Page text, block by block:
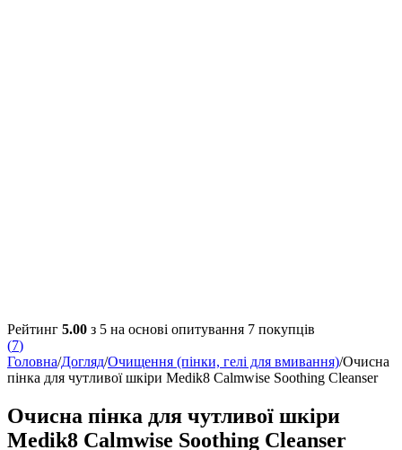
Рейтинг 5.00 з 5 на основі опитування 7 покупців
(7)
Головна/Догляд/Очищення (пінки, гелі для вмивання)/Очисна
пінка для чутливої ​​шкіри Medik8 Calmwise Soothing Cleanser
Очисна пінка для чутливої ​​шкіри
Medik8 Calmwise Soothing Cleanser